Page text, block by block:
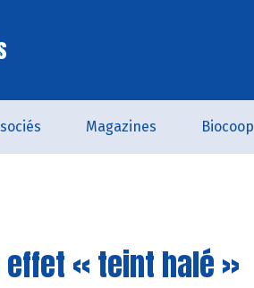
Magazines Biocoop
effet « teint halé »